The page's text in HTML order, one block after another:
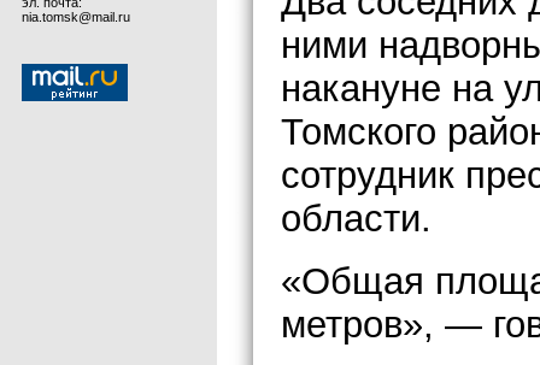
nia.tomsk@mail.ru
ними
накануне на
Томского
сотрудник
области.
«Общая
метров», —